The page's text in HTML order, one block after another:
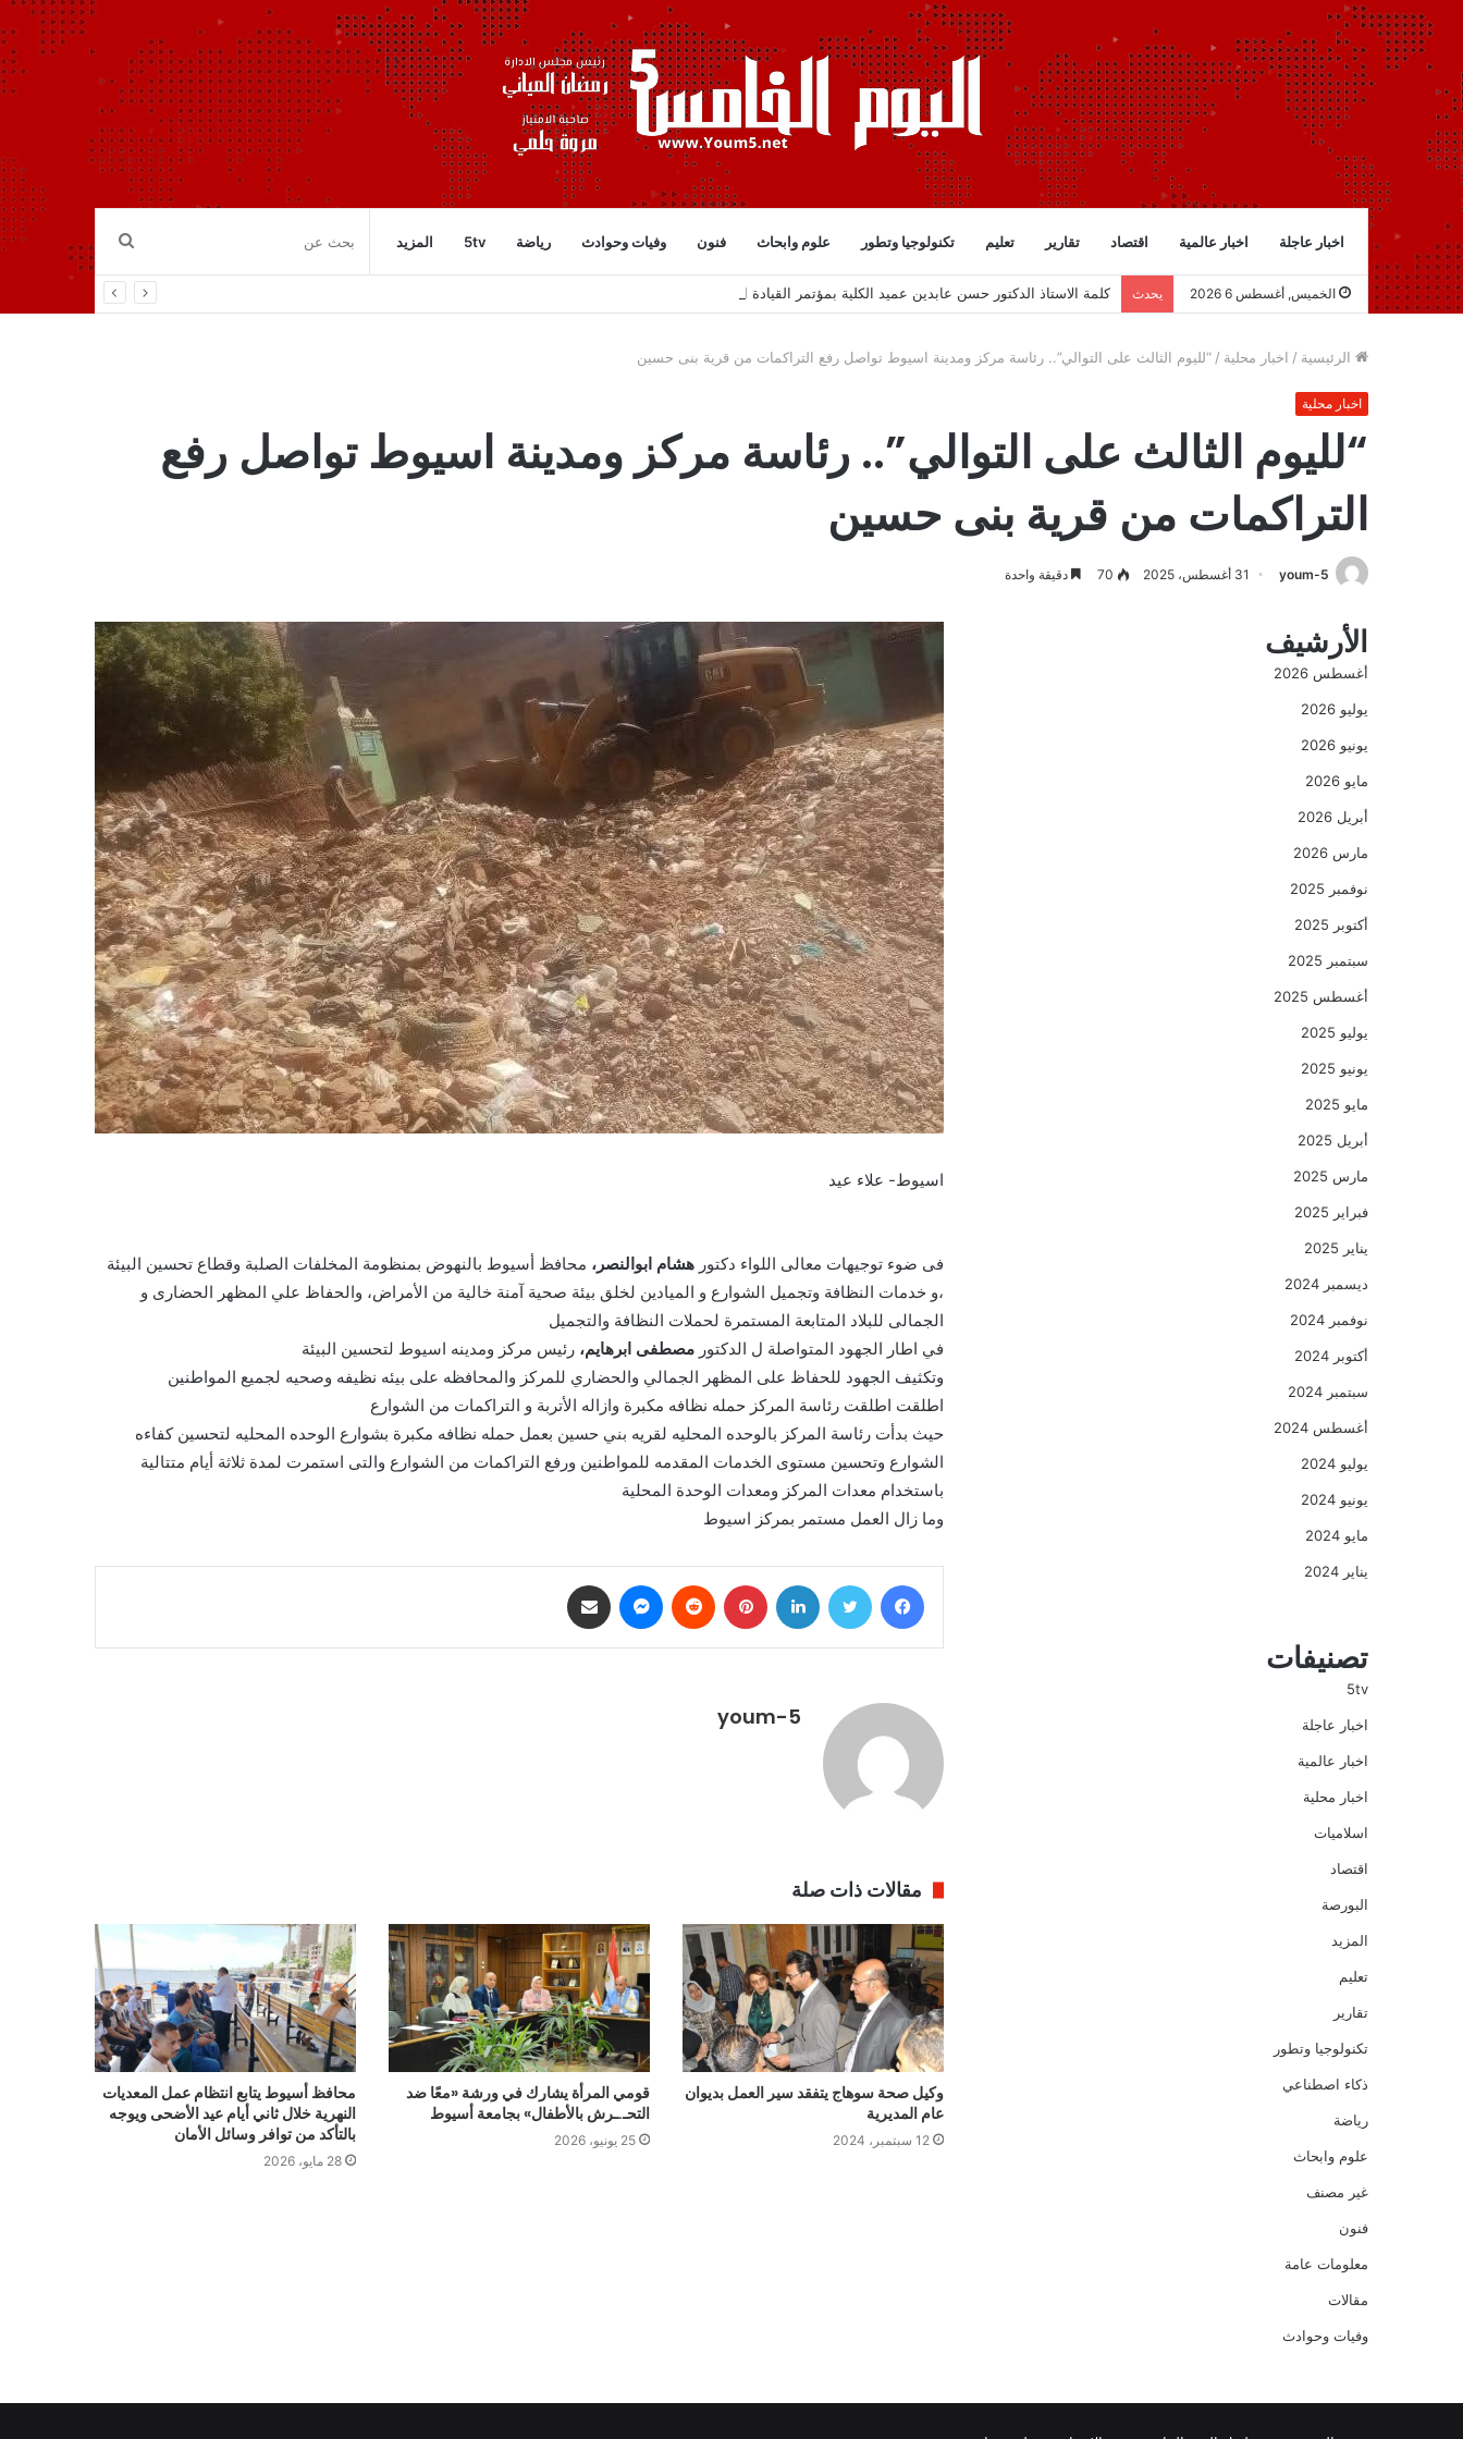
اخبار عاجلة اخبار عالمية اقتصاد تقارير تعليم تكنولوجيا وتطور علوم وابحاث فنون وفيات وحوادث رياضة 5tv المزيد بحث
عن
الخميس, أغسطس 6 2026 يحدث كلمة الاستاذ الدكتور حسن عابدين عميد الكلية بمؤتمر القيادة التربوية الذكية: نحو مستقبل تعليمي مستدام
الرئيسية / اخبار محلية / “لليوم الثالث على التوالي”.. رئاسة مركز ومدينة اسيوط تواصل رفع التراكمات من قرية بنى حسين
اخبار محلية
“لليوم الثالث على التوالي”.. رئاسة مركز ومدينة اسيوط تواصل رفع
التراكمات من قرية بنى حسين
youm-5 31 أغسطس، 2025 70 دقيقة واحدة
اسيوط- علاء عيد
فى ضوء توجيهات معالى اللواء دكتور هشام ابوالنصر، محافظ أسيوط بالنهوض بمنظومة المخلفات الصلبة وقطاع تحسين البيئة
،و خدمات النظافة وتجميل الشوارع و الميادين لخلق بيئة صحية آمنة خالية من الأمراض، والحفاظ علي المظهر الحضارى و
الجمالى للبلاد المتابعة المستمرة لحملات النظافة والتجميل
في اطار الجهود المتواصلة ل الدكتور مصطفى ابرهايم، رئيس مركز ومدينه اسيوط لتحسين البيئة
وتكثيف الجهود للحفاظ على المظهر الجمالي والحضاري للمركز والمحافظه على بيئه نظيفه وصحيه لجميع المواطنين
اطلقت اطلقت رئاسة المركز حمله نظافه مكبرة وازاله الأتربة و التراكمات من الشوارع
حيث بدأت رئاسة المركز بالوحده المحليه لقريه بني حسين بعمل حمله نظافه مكبرة بشوارع الوحده المحليه لتحسين كفاءه
الشوارع وتحسين مستوى الخدمات المقدمه للمواطنين ورفع التراكمات من الشوارع والتى استمرت لمدة ثلاثة أيام متتالية
باستخدام معدات المركز ومعدات الوحدة المحلية
وما زال العمل مستمر بمركز اسيوط
فيسبوك تويتر لينكدإن بينتيريست ماسنجر
youm-5
مقالات ذات صلة
وكيل صحة سوهاج يتفقد سير العمل بديوان
عام المديرية
12 سبتمبر، 2024
قومي المرأة يشارك في ورشة «معًا ضد
التحـ.ـرش بالأطفال» بجامعة أسيوط
25 يونيو، 2026
محافظ أسيوط يتابع انتظام عمل المعديات
النهرية خلال ثاني أيام عيد الأضحى ويوجه
بالتأكد من توافر وسائل الأمان
28 مايو، 2026
الأرشيف
أغسطس 2026
يوليو 2026
يونيو 2026
مايو 2026
أبريل 2026
مارس 2026
نوفمبر 2025
أكتوبر 2025
سبتمبر 2025
أغسطس 2025
يوليو 2025
يونيو 2025
مايو 2025
أبريل 2025
مارس 2025
فبراير 2025
يناير 2025
ديسمبر 2024
نوفمبر 2024
أكتوبر 2024
سبتمبر 2024
أغسطس 2024
يوليو 2024
يونيو 2024
مايو 2024
يناير 2024
تصنيفات
5tv
اخبار عاجلة
اخبار عالمية
اخبار محلية
اسلاميات
اقتصاد
البورصة
المزيد
تعليم
تقارير
تكنولوجيا وتطور
ذكاء اصطناعي
رياضة
علوم وابحاث
غير مصنف
فنون
معلومات عامة
مقالات
وفيات وحوادث